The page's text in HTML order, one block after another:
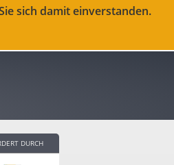
sich damit einverstanden.
DURCH